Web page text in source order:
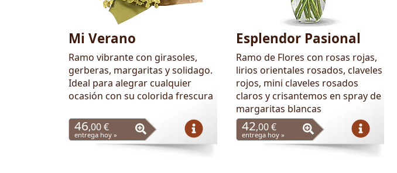
Mi Verano
Ramo vibrante con girasoles,
gerberas, margaritas y solidago.
Ideal para alegrar cualquier
ocasión con su colorida frescura
46,00 €
entrega hoy »
Esplendor Pasional
Ramo de Flores con rosas rojas,
lirios orientales rosados, claveles
rojos, mini claveles rosados
claros y crisantemos en spray de
margaritas blancas
42,00 €
entrega hoy »